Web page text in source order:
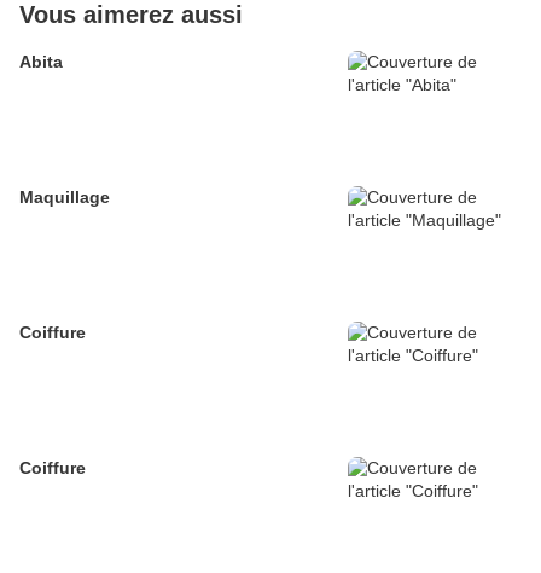
Vous aimerez aussi
Abita
Maquillage
Coiffure
Coiffure